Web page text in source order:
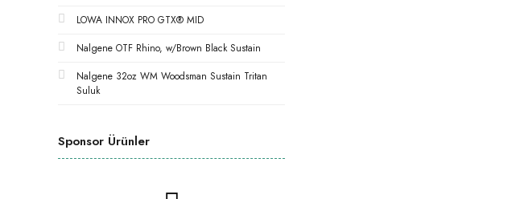
LOWA INNOX PRO GTX® MID
Nalgene OTF Rhino, w/Brown Black Sustain
Nalgene 32oz WM Woodsman Sustain Tritan
Suluk
Sponsor Ürünler